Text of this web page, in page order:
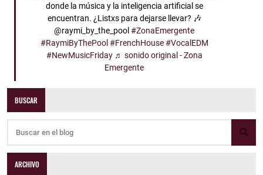
donde la música y la inteligencia artificial se
encuentran. ¿Listxs para dejarse llevar? 🎶
@raymi_by_the_pool#ZonaEmergente
#RaymiByThePool #FrenchHouse #VocalEDM
#NewMusicFriday ♬ sonido original - Zona
Emergente
BUSCAR
ARCHIVO